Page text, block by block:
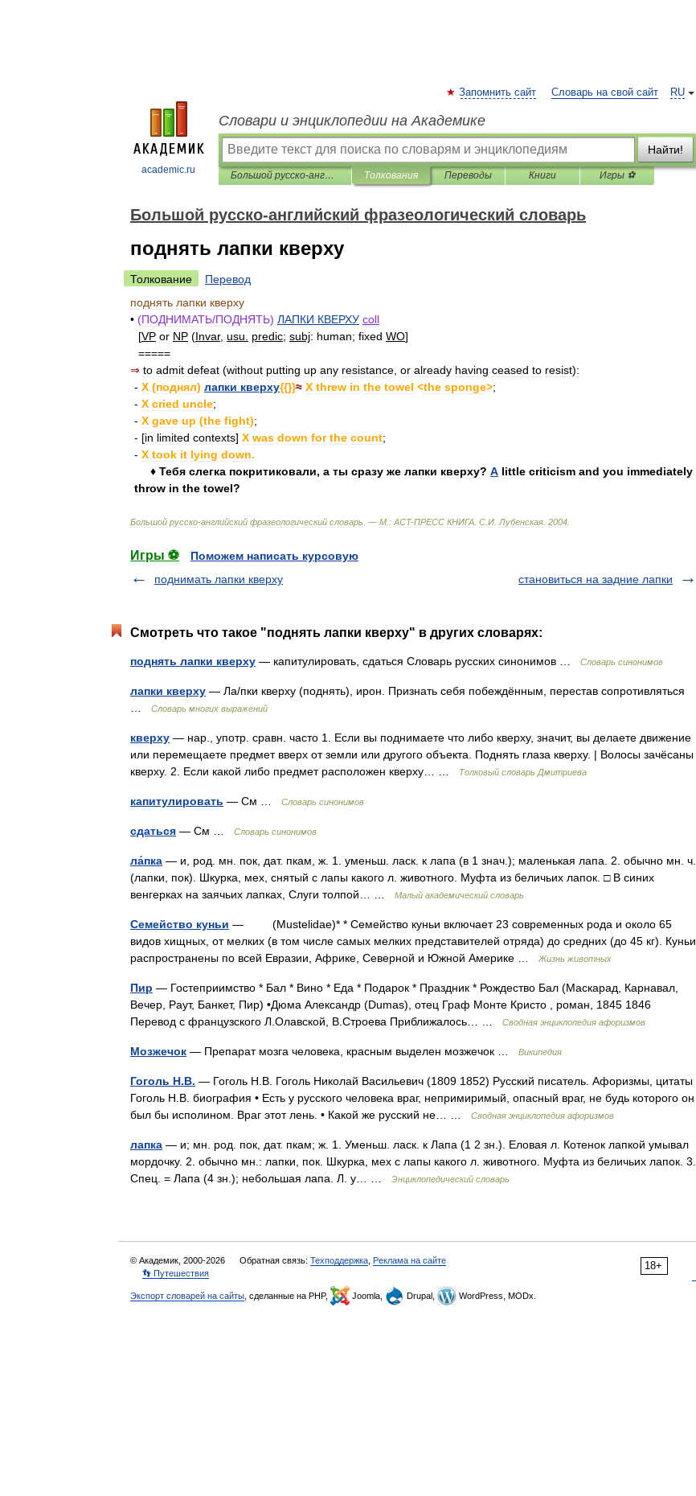
academic.ru
RU
Запомнить сайт Словарь на свой сайт
Словари и энциклопедии на Академике
Найти!
Большой русско-английский фразеологический словарь Толкования Переводы Книги Игры ⚽
Большой русско-английский фразеологический словарь
поднять лапки кверху
Толкование
Перевод
поднять лапки кверху
• (ПОДНИМАТЬ/ПОДНЯТЬ) ЛАПКИ КВЕРХУ coll
[VP or NP (Invar, usu predic; subj: human; fixed WO]
=====
⇒ to admit defeat (without putting up any resistance or already having ceased to resist):
- X (поднял) лапки кверху{{}}≈ X threw in the towel <the sponge>;
- X cried uncle;
- X gave up (the fight);
- [in limited contexts] X was down for the count;
- X took it lying down.
♦ Тебя слегка покритиковали, а ты сразу же лапки кверху? А little criticism and you immediately
throw in the towel?
Большой русско-английский фразеологический словарь . — М : ACT-ПРЕСС КНИГА С И Лубенская 2004
Игры ⚽
Поможем написать курсовую
поднимать лапки кверху
становиться на задние лапки
Смотреть что такое "поднять лапки кверху" в других словарях:
поднять лапки кверху — капитулировать, сдаться Словарь русских синонимов … Словарь синонимов
лапки кверху — Ла/пки кверху (поднять), ирон. Признать себя побеждённым, перестав сопротивляться
Словарь многих выражений
кверху — нар., употр. сравн. часто 1. Если вы поднимаете что либо кверху, значит, вы делаете движение
или перемещаете предмет вверх от земли или другого объекта. Поднять глаза кверху. | Волосы зачёсаны
кверху. 2. Если какой либо предмет расположен кверху… …
Толковый словарь Дмитриева
капитулировать — См … Словарь синонимов
сдаться — См … Словарь синонимов
ла́пка — и, род. мн. пок, дат. пкам, ж. 1. уменьш. ласк. к лапа (в 1 знач.); маленькая лапа. 2. обычно мн. ч.
(лапки, пок). Шкурка, мех, снятый с лапы какого л. животного. Муфта из беличьих лапок. □ В синих
венгерках на заячьих лапках, Слуги толпой… …
Малый академический словарь
Семейство куньи — (Mustelidae)* * Семейство куньи включает 23 современных рода и около 65
видов хищных, от мелких (в том числе самых мелких представителей отряда) до средних (до 45 кг). Куньи
распространены по всей Евразии, Африке, Северной и Южной Америке …
Жизнь животных
Пир — Гостеприимство * Бал * Вино * Еда * Подарок * Праздник * Рождество Бал (Маскарад, Карнавал,
Вечер, Раут, Банкет, Пир) •Дюма Александр (Dumas), отец Граф Монте Кристо , роман, 1845 1846
Перевод с французского Л.Олавской, В.Строева Приближалось… …
Сводная энциклопедия афоризмов
Мозжечок — Препарат мозга человека, красным выделен мозжечок … Википедия
Гоголь Н.В. — Гоголь Н.В. Гоголь Николай Васильевич (1809 1852) Русский писатель. Афоризмы, цитаты
Гоголь Н.В. биография • Есть у русского человека враг, непримиримый, опасный враг, не будь которого он
был бы исполином. Враг этот лень. • Какой же русский не… …
Сводная энциклопедия афоризмов
лапка — и; мн. род. пок, дат. пкам; ж. 1. Уменьш. ласк. к Лапа (1 2 зн.). Еловая л. Котенок лапкой умывал
мордочку. 2. обычно мн.: лапки, пок. Шкурка, мех с лапы какого л. животного. Муфта из беличьих лапок. 3.
Спец. = Лапа (4 зн.); небольшая лапа. Л. у… …
Энциклопедический словарь
18+
© Академик, 2000-2026 Обратная связь: Техподдержка Реклама на сайте
👣 Путешествия
Экспорт словарей на сайты , сделанные на PHP, Joomla, Drupal, WordPress, MODx.